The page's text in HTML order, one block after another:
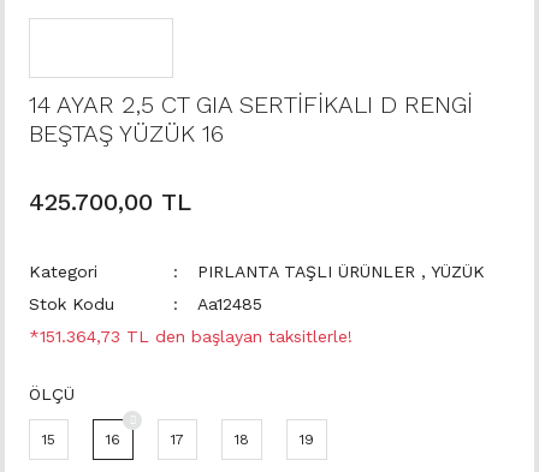
14 AYAR 2,5 CT GIA SERTİFİKALI D RENGİ
BEŞTAŞ YÜZÜK 16
425.700,00 TL
Kategori PIRLANTA TAŞLI ÜRÜNLER , YÜZÜK
Stok Kodu
Aa12485
*151.364,73 TL den başlayan taksitlerle!
ÖLÇÜ
15 16 17 18 19